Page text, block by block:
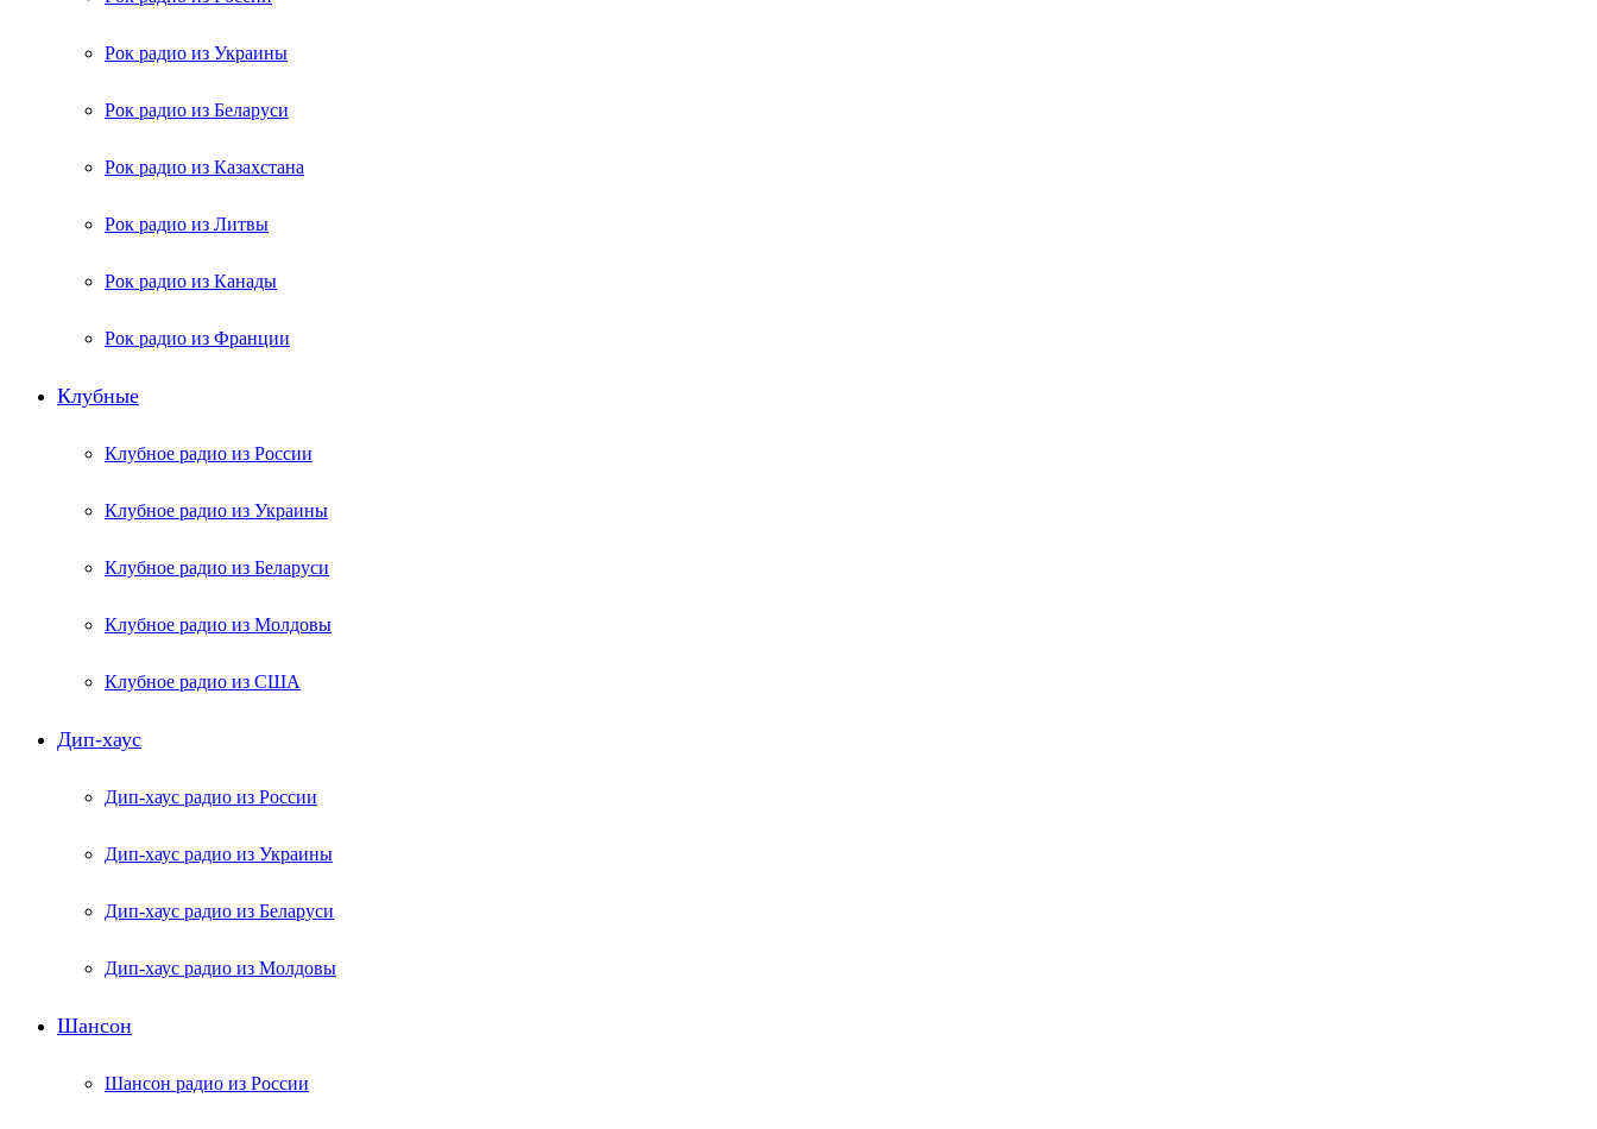
Рок радио из Украины
Рок радио из Беларуси
Рок радио из Казахстана
Рок радио из Литвы
Рок радио из Канады
Рок радио из Франции
Клубные
Клубное радио из России
Клубное радио из Украины
Клубное радио из Беларуси
Клубное радио из Молдовы
Клубное радио из США
Дип-хаус
Дип-хаус радио из России
Дип-хаус радио из Украины
Дип-хаус радио из Беларуси
Дип-хаус радио из Молдовы
Шансон
Шансон радио из России